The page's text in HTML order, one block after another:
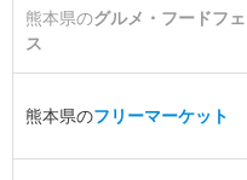
熊本県のグルメ・フードフェ
ス
熊本県のフリーマーケット